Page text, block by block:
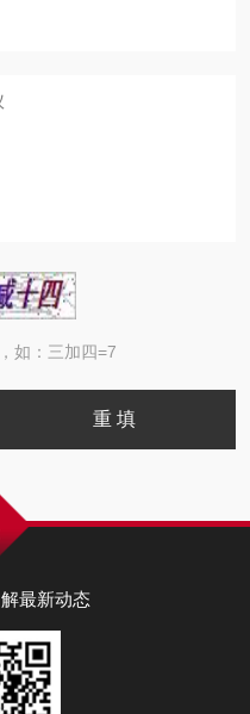
如：三加四=7
最新动态